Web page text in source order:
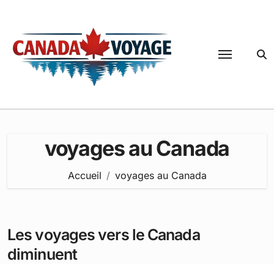
contenu
voyages au Canada
Accueil voyages au Canada
Les voyages vers le Canada
diminuent